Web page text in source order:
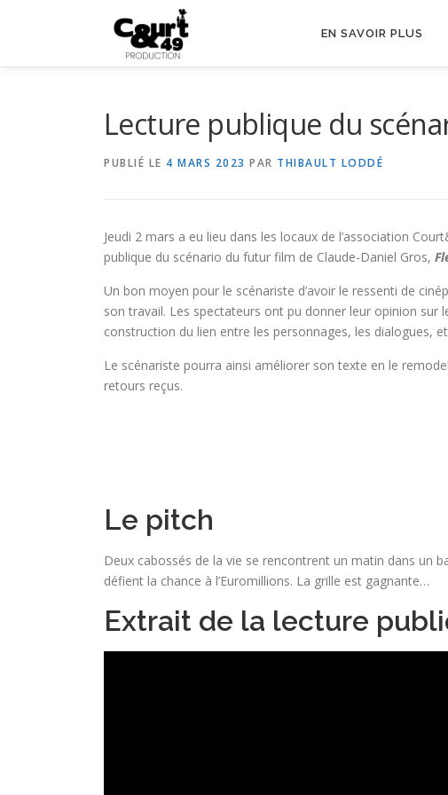
EN SAVOIR PLUS
Lecture publique du
PUBLIÉ LE 4 MARS 2023 PAR THIBAULT LODDÉ
Jeudi 2 mars a eu lieu dans les locaux de l’association
publique du scénario du futur film de Claude-Daniel Gros,
Un bon moyen pour le scénariste d’avoir le ressenti de
son travail. Les spectateurs ont pu donner leur opinion sur
construction du lien entre les personnages, les dialogues,
Le scénariste pourra ainsi améliorer son texte en le
retours reçus.
Le pitch
Deux cabossés de la vie se rencontrent un matin dans un
défient la chance à l’Euromillions. La grille est gagnante…
Extrait de la lecture